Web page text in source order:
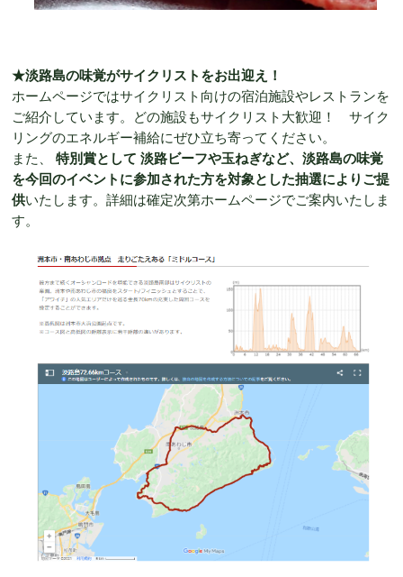
★淡路島の味覚がサイクリストをお出迎え！
ホームページではサイクリスト向けの宿泊施設やレストランを
ご紹介しています。どの施設もサイクリスト大歓迎！ サイク
リングのエネルギー補給にぜひ立ち寄ってください。
また、特別賞として 淡路ビーフや玉ねぎなど、淡路島の味覚
を今回のイベントに参加された方を対象とした抽選によりご提
供いたします。詳細は確定次第ホームページでご案内いたしま
す。